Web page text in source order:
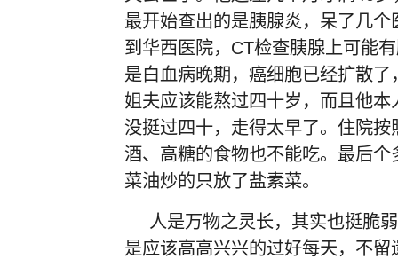
最开始查出的是胰腺炎，呆了几
到华西医院，CT检查胰腺上可能
是白血病晚期，癌细胞已经扩散
姐夫应该能熬过四十岁，而且他
没挺过四十，走得太早了。住院
酒、高糖的食物也不能吃。最后
菜油炒的只放了盐素菜。
人是万物之灵长，其实也挺脆
是应该高高兴兴的过好每天，不留